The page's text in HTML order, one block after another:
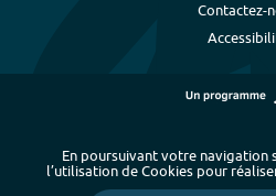
Contactez-
En poursuivant votre navigation
l’utilisation de Cookies pour